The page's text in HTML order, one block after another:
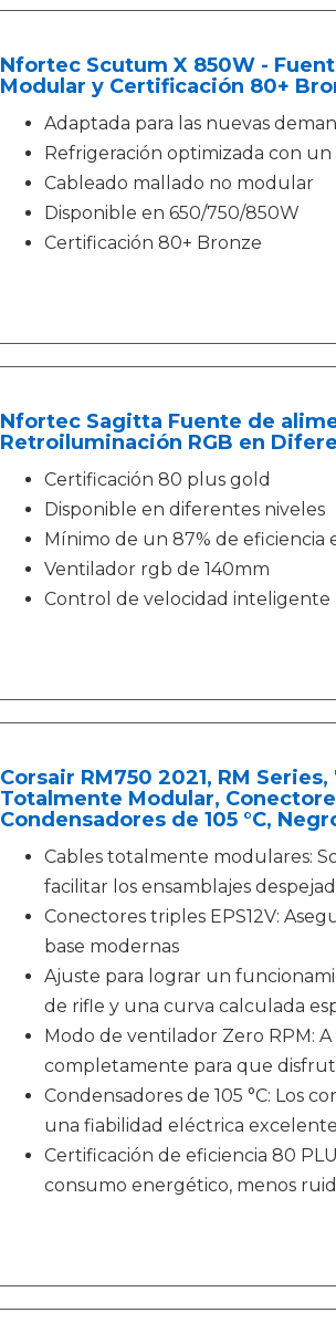
Nfortec Scutum X 850W -
Modular y Certificación 80+
Adaptada para las nuevas
Refrigeración optimizada con un
Cableado mallado no modular
Disponible en 650/750/850W
Certificación 80+ Bronze
Nfortec Sagitta Fuente de
Retroiluminación RGB en
Certificación 80 plus gold
Disponible en diferentes niveles
Mínimo de un 87% de eficiencia
Ventilador rgb de 140mm
Control de velocidad inteligente
Corsair RM750 2021, RM
Totalmente Modular,
Condensadores de 105 °C,
Cables totalmente modulares:
facilitar los ensamblajes
Conectores triples EPS12V:
base modernas
Ajuste para lograr un
de rifle y una curva calculada
Modo de ventilador Zero RPM:
completamente para que
Condensadores de 105 °C: Los
una fiabilidad eléctrica
Certificación de eficiencia 80
consumo energético, menos